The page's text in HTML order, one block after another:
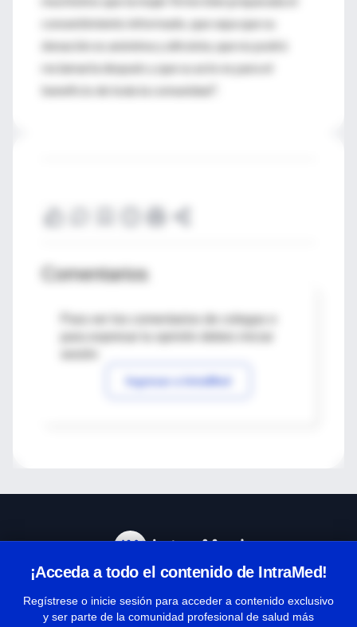
consentimiento informado, que sepa que su
donación es anónima y altruista, que no podrá
reclamarla después y que su acto es para el
beneficio de toda la comunidad".
Comentarios
Para ver los comentarios de colegas o
Ingresar a IntraMed
¡Acceda a todo el contenido de IntraMed!
Regístrese o inicie sesión para acceder a contenido exclusivo
y ser parte de la comunidad profesional de salud más